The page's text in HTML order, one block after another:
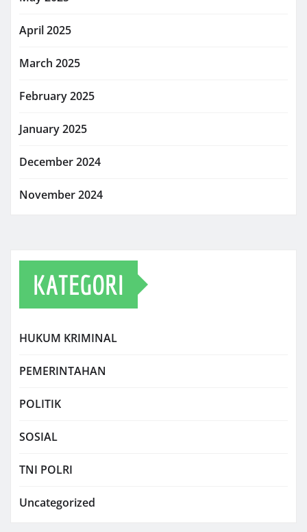
April 2025
March 2025
February 2025
January 2025
December 2024
November 2024
KATEGORI
HUKUM KRIMINAL
PEMERINTAHAN
POLITIK
SOSIAL
TNI POLRI
Uncategorized